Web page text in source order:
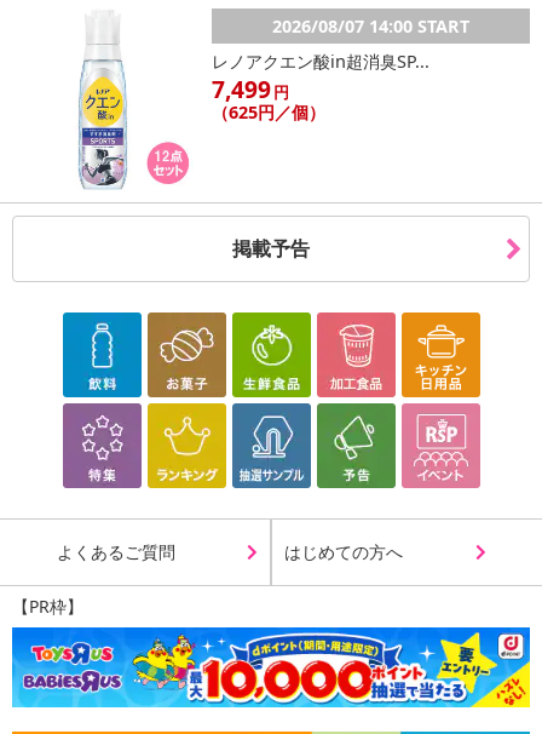
2026/08/07 14:00 START
レノアクエン酸in超消臭SP...
7,499円
（625円／個）
掲載予告
よくあるご質問 はじめての方へ
【PR枠】